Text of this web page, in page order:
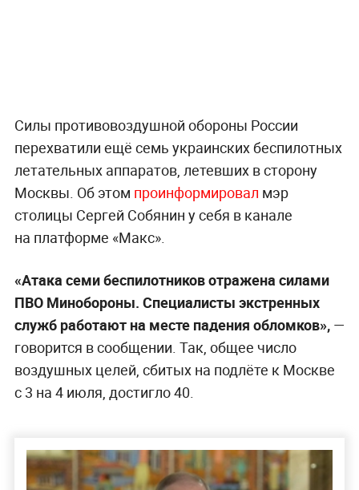
Силы противовоздушной обороны России
перехватили ещё семь украинских беспилотных
летательных аппаратов, летевших в сторону
Москвы. Об этом проинформировал мэр
столицы Сергей Собянин у себя в канале
на платформе «Макс».
«Атака семи беспилотников отражена силами
ПВО Минобороны. Специалисты экстренных
служб работают на месте падения обломков»,—
говорится в сообщении. Так, общее число
воздушных целей, сбитых на подлёте к Москве
с 3 на 4 июля, достигло 40.